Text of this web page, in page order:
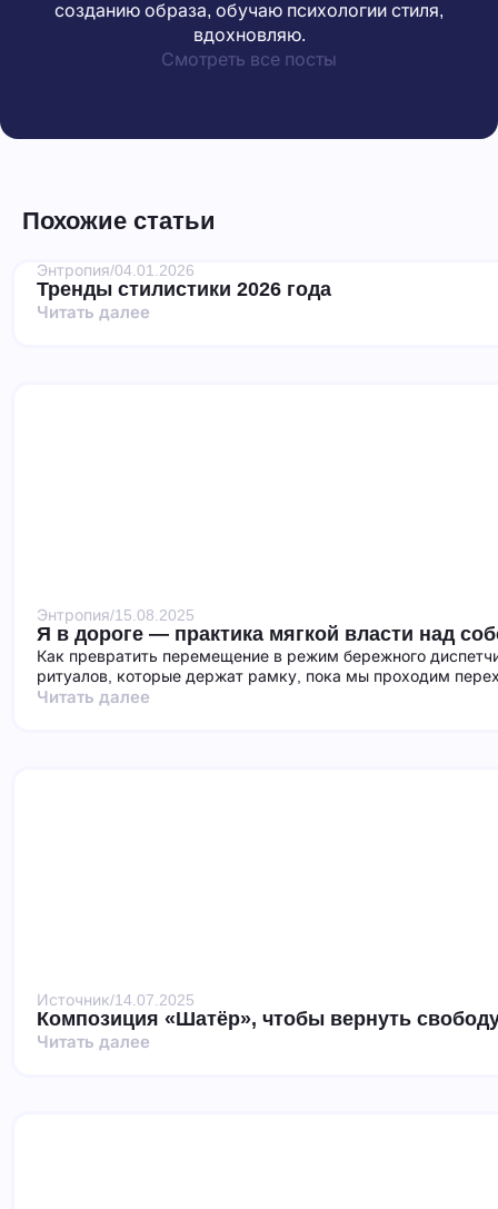
созданию образа, обучаю психологии стиля,
вдохновляю.
Смотреть все посты
Похожие статьи
Энтропия/04.01.2026
Тренды стилистики 2026 года
Читать далее
Энтропия/15.08.2025
Я в дороге — практика мягкой власти над
Как превратить перемещение в режим бережного
ритуалов, которые держат рамку, пока мы проходим
Читать далее
Источник/14.07.2025
Композиция «Шатёр», чтобы вернуть
Читать далее